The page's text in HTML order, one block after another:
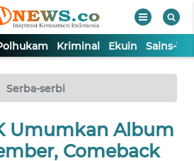
Kriminal Ekuin Sains-
Serba-serbi
Umumkan Album
Comeback